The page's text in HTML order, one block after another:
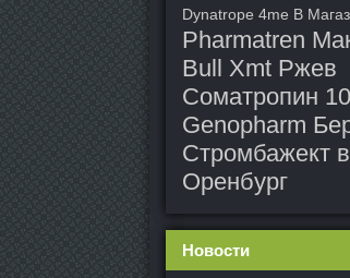
Dynatrope 4me В
Pharmatren
Bull Xmt Ржев
Соматропин
Genopharm
Стромбажект
Оренбург
Новости